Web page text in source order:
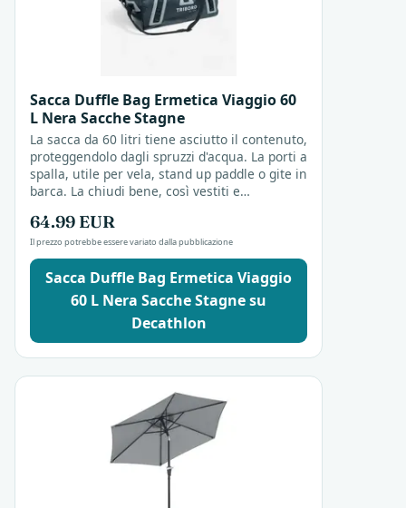
Sacca Duffle Bag Ermetica Viaggio 60
L Nera Sacche Stagne
La sacca da 60 litri tiene asciutto il contenuto,
proteggendolo dagli spruzzi d'acqua. La porti a
spalla, utile per vela, stand up paddle o gite in
barca. La chiudi bene, così vestiti e
64.99 EUR
Il prezzo potrebbe essere variato dalla pubblicazione
Sacca Duffle Bag Ermetica Viaggio
60 L Nera Sacche Stagne su
Decathlon